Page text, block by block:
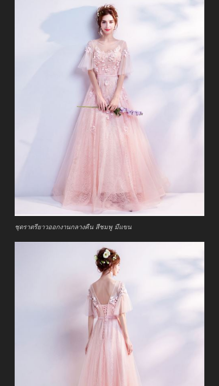
ชุดราตรียาวออกงานกลางคืน สีชมพู มีแขน